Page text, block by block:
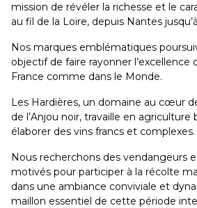
mission de révéler la richesse et le
au fil de la Loire, depuis Nantes
Nos marques emblématiques
objectif de faire rayonner l’excellence
France comme dans le Monde.
Les Hardières, un domaine au cœur
de l’Anjou noir, travaille en
élaborer des vins francs et complexes.
Nous recherchons des vendangeurs
motivés pour participer à la récolte
dans une ambiance conviviale et
maillon essentiel de cette période